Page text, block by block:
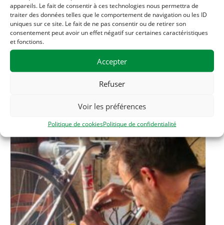
appareils. Le fait de consentir à ces technologies nous permettra de
traiter des données telles que le comportement de navigation ou les ID
uniques sur ce site. Le fait de ne pas consentir ou de retirer son
consentement peut avoir un effet négatif sur certaines caractéristiques
et fonctions.
Accepter
Refuser
Voir les préférences
Politique de cookiesPolitique de confidentialité
Téléphone
06 33 56 20 56
Related Évènements